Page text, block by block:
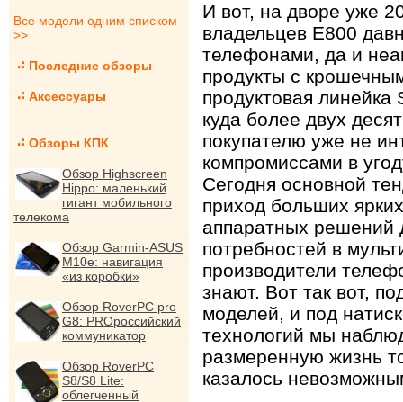
Все модели одним списком
>>
Последние обзоры
Аксессуары
Обзоры КПК
Обзор Highscreen
Hippo: маленький
гигант мобильного
телекома
Обзор Garmin-ASUS
M10e: навигация
«из коробки»
Обзор RoverPC pro
G8: PROроссийский
коммуникатор
Обзор RoverPC
S8/S8 Lite:
облегченный
И вот, на дворе уже
владельцев E800
телефонами, да и
продукты с
продуктовая
куда более двух
покупателю уже не
компромиссами в
Сегодня основной
приход больших
аппаратных решений
потребностей в
производители
знают. Вот так вот,
моделей, и под
технологий мы
размеренную жизнь
казалось